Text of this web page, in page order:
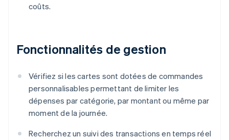
coûts.
Fonctionnalités de gestion
Vérifiez si les cartes sont dotées de commandes
personnalisables permettant de limiter les
dépenses par catégorie, par montant ou même par
moment de la journée.
Recherchez un suivi des transactions en temps réel